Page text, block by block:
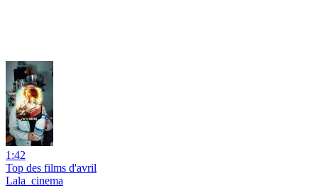
1:42
Top des films d'avril
Lala_cinema